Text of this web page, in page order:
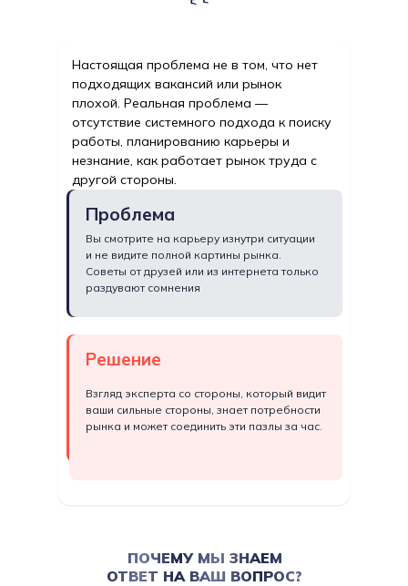
Настоящая проблема не в том, что нет
подходящих вакансий или рынок
плохой. Реальная проблема —
отсутствие системного подхода к поиску
работы, планированию карьеры и
незнание, как работает рынок труда с
другой стороны.
Проблема
Вы смотрите на карьеру изнутри ситуации
и не видите полной картины рынка.
Советы от друзей или из интернета только
раздувают сомнения
Решение
Взгляд эксперта со стороны, который видит
ваши сильные стороны, знает потребности
рынка и может соединить эти пазлы за час.
ПОЧЕМУ МЫ ЗНАЕМ
ОТВЕТ НА ВАШ ВОПРОС?